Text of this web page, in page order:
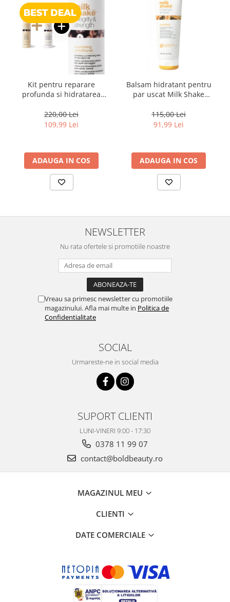
Kit pentru reparare
profunda si hidratarea
Milk Shake Integrity &
Strength Nourishing
220,00 Lei
109,99 Lei
ADAUGA IN COS
Balsam hidratant pentru
par uscat Milk Shake
115,00 Lei
91,99 Lei
ADAUGA IN COS
NEWSLETTER
Nu rata ofertele si promotiile noastre
Vreau sa primesc newsletter cu promotiile
magazinului. Afla mai multe in Politica de
Confidentialitate
SOCIAL
Urmareste-ne in social media
SUPORT CLIENTI
LUNI-VINERI 9:00 - 17:30
0378 11 99 07
contact@boldbeauty.ro
MAGAZINUL MEU
CLIENTI
DATE COMERCIALE